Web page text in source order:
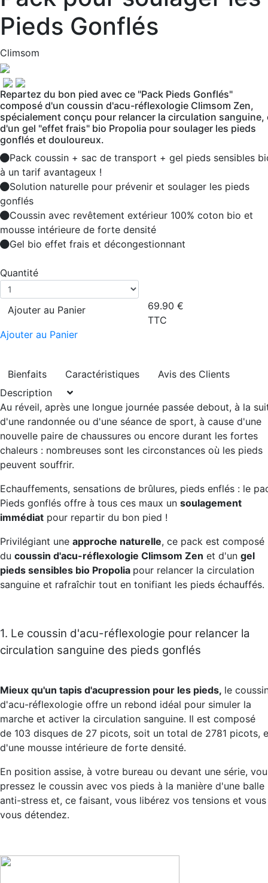
Pieds Gonflés
Climsom
Repartez du bon pied avec ce "Pack Pieds Gonflés"
composé d'un coussin d'acu-réflexologie Climsom Zen,
spécialement conçu pour relancer la circulation sanguine,
d'un gel "effet frais" bio Propolia pour soulager les pieds
gonflés et douloureux.
Pack coussin + sac de transport + gel pieds sensibles
à un tarif avantageux !
Solution naturelle pour prévenir et soulager les pieds
gonflés
Coussin avec revêtement extérieur 100% coton bio et
mousse intérieure de forte densité
Gel bio effet frais et décongestionnant
Quantité
Ajouter au Panier
Ajouter au Panier
69.90 €
TTC
Bienfaits Caractéristiques
Avis des Clients
Description
Au réveil, après une longue journée passée debout, à la
d'une randonnée ou d'une séance de sport, à cause d'une
nouvelle paire de chaussures ou encore durant les fortes
chaleurs : nombreuses sont les circonstances où les pieds
peuvent souffrir.
Echauffements, sensations de brûlures, pieds enflés : le
Pieds gonflés offre à tous ces maux un soulagement
immédiat pour repartir du bon pied !
Privilégiant une approche naturelle, ce pack est composé
du coussin d'acu-réflexologie Climsom Zen et d'un gel
pieds sensibles bio Propolia pour relancer la circulation
sanguine et rafraîchir tout en tonifiant les pieds échauffés.
1. Le coussin d'acu-réflexologie pour relancer la
circulation sanguine des pieds gonflés
Mieux qu'un tapis d'acupression pour les pieds, le
d'acu-réflexologie offre un rebond idéal pour simuler la
marche et activer la circulation sanguine. Il est composé
de 103 disques de 27 picots, soit un total de 2781 picots,
d'une mousse intérieure de forte densité.
En position assise, à votre bureau ou devant une série,
pressez le coussin avec vos pieds à la manière d'une balle
anti-stress et, ce faisant, vous libérez vos tensions et vous
vous détendez.